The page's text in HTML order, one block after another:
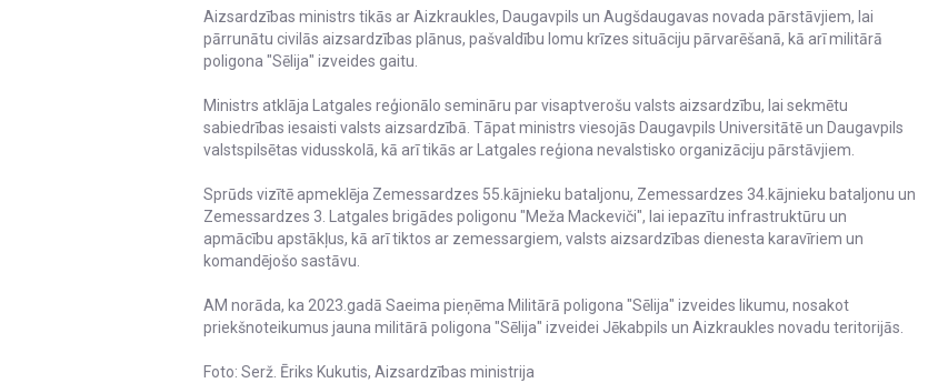
Aizsardzības ministrs tikās ar Aizkraukles, Daugavpils un Augšdaugavas novada pārstāvjiem, lai
pārrunātu civilās aizsardzības plānus, pašvaldību lomu krīzes situāciju pārvarēšanā, kā arī militārā
poligona "Sēlija" izveides gaitu.
Ministrs atklāja Latgales reģionālo semināru par visaptverošu valsts aizsardzību, lai sekmētu
sabiedrības iesaisti valsts aizsardzībā. Tāpat ministrs viesojās Daugavpils Universitātē un Daugavpils
valstspilsētas vidusskolā, kā arī tikās ar Latgales reģiona nevalstisko organizāciju pārstāvjiem.
Sprūds vizītē apmeklēja Zemessardzes 55.kājnieku bataljonu, Zemessardzes 34.kājnieku bataljonu un
Zemessardzes 3. Latgales brigādes poligonu "Meža Mackeviči", lai iepazītu infrastruktūru un
apmācību apstākļus, kā arī tiktos ar zemessargiem, valsts aizsardzības dienesta karavīriem un
komandējošo sastāvu.
AM norāda, ka 2023.gadā Saeima pieņēma Militārā poligona "Sēlija" izveides likumu, nosakot
priekšnoteikumus jauna militārā poligona "Sēlija" izveidei Jēkabpils un Aizkraukles novadu teritorijās.
Foto: Serž. Ēriks Kukutis, Aizsardzības ministrija